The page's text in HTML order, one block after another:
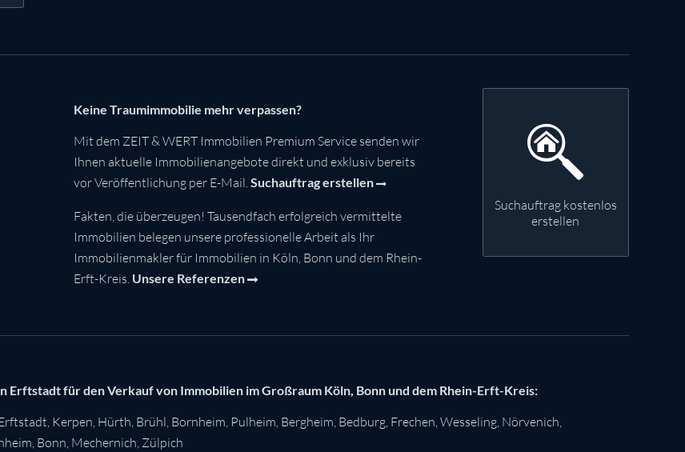
Keine Traumimmobilie mehr verpassen?
Mit dem ZEIT & WERT Immobilien Premium Service senden wir
Ihnen aktuelle Immobilienangebote direkt und exklusiv bereits
vor Veröffentlichung per E-Mail.Suchauftrag erstellen
Fakten, die überzeugen! Tausendfach erfolgreich vermittelte
Immobilien belegen unsere professionelle Arbeit als Ihr
Immobilienmakler für Immobilien in Köln, Bonn und dem Rhein-
Erft-Kreis. Unsere Referenzen
Suchauftrag kostenlos
erstellen
Erftstadt für den Verkauf von Immobilien im Großraum Köln, Bonn und dem Rhein-Erft-Kreis:
, Kerpen, Hürth, Brühl, Bornheim, Pulheim, Bergheim, Bedburg, Frechen,Wesseling, Nörvenich,
, Bonn, Mechernich, Zülpich